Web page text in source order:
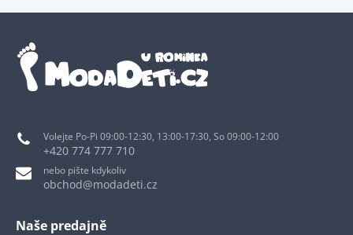
Volejte Po-Pi 09:00-12:30, 13:00-17:30, So 09:00-12:00
+420 774 777 710
nebo pište kdykoliv
obchod@modadeti.cz
Naše predajně